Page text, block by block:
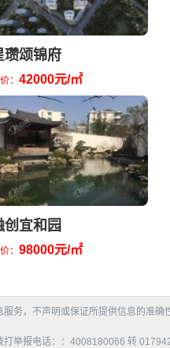
瓒颂锦府
： 42000元/㎡
创宜和园
： 98000元/㎡
务，不声明或保证所提供信息的准
举报电话：：4008180066 转